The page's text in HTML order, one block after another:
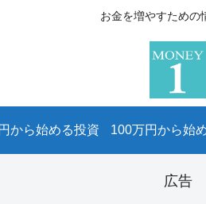
お金を増やすための
から始める投資 100万円から始
広告